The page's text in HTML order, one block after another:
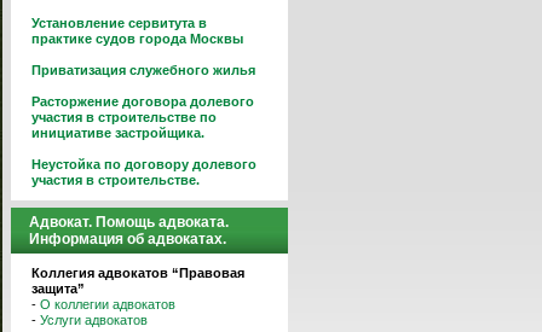
Установление сервитута в
практике судов города Москвы
Приватизация служебного жилья
Расторжение договора долевого
участия в строительстве по
инициативе застройщика.
Неустойка по договору долевого
участия в строительстве.
Адвокат. Помощь адвоката.
Информация об адвокатах.
Коллегия адвокатов “Правовая
защита”
- О коллегии адвокатов
- Услуги адвокатов